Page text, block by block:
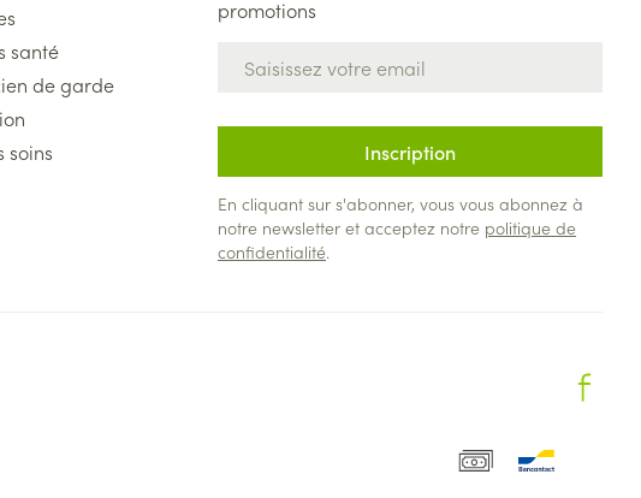
santé
de garde
soins
promotions
Inscription
En cliquant sur s'abonner, vous vous abonnez à
notre newsletter et acceptez notre politique de
confidentialité.